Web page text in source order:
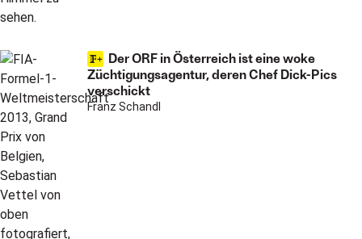
Der ORF in Österreich ist eine woke
Züchtigungsagentur, deren Chef Dick-Pics
verschickt
Franz Schandl